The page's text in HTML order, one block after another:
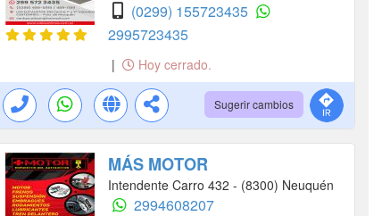
(0299) 155723435
2995723435
| Hoy cerrado.
Sugerir cambios
MÁS MOTOR
Intendente Carro 432 - (8300) Neuquén
2994608207